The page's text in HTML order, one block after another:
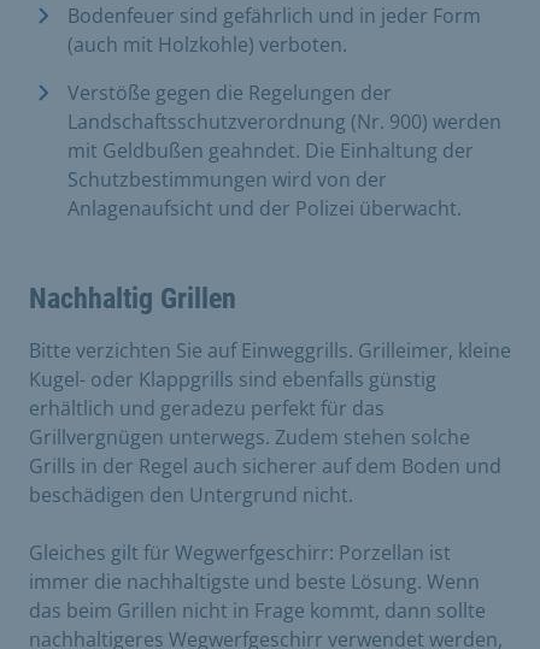
Bodenfeuer sind gefährlich und in jeder Form
(auch mit Holzkohle) verboten.
Verstöße gegen die Regelungen der
Landschaftsschutzverordnung (Nr. 900) werden
mit Geldbußen geahndet. Die Einhaltung der
Schutzbestimmungen wird von der
Anlagenaufsicht und der Polizei überwacht.
Nachhaltig Grillen
Bitte verzichten Sie auf Einweggrills. Grilleimer, kleine
Kugel- oder Klappgrills sind ebenfalls günstig
erhältlich und geradezu perfekt für das
Grillvergnügen unterwegs. Zudem stehen solche
Grills in der Regel auch sicherer auf dem Boden und
beschädigen den Untergrund nicht.
Gleiches gilt für Wegwerfgeschirr: Porzellan ist
immer die nachhaltigste und beste Lösung. Wenn
das beim Grillen nicht in Frage kommt, dann sollte
nachhaltigeres Wegwerfgeschirr verwendet werden,